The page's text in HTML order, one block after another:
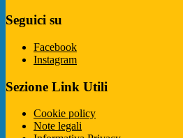
Seguici su
Facebook
Instagram
Sezione Link Utili
Cookie policy
Note legali